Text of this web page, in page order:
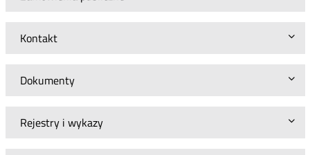
Kontakt
Dokumenty
Rejestry i wykazy